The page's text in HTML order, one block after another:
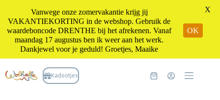
naar
de
Kadootjes Winkelwagen
Vanwege onze zomervakantie krijg jij
VAKANTIEKORTING in de webshop. Gebruik de
waardeboncode DRENTHE bij het afrekenen. Vanaf
maandag 17 augustus ben ik weer aan het werk.
Dankjewel voor je geduld! Groetjes, Maaike
OK
X